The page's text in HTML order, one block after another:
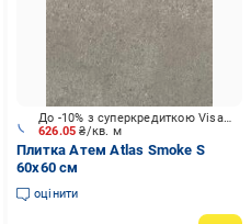
626.05₴/кв. м
До -10% з суперкредиткою Visa Вигода
Плитка Атем Atlas Smoke S
60x60 см
оцінити